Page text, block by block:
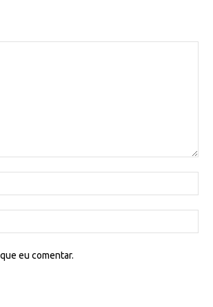
eu comentar.